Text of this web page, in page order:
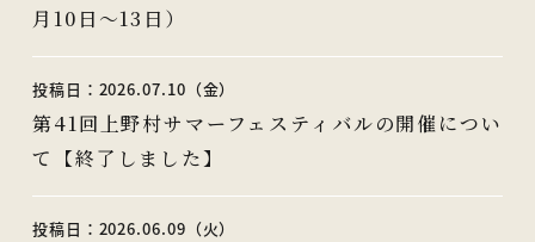
月10日～13日）
投稿日：2026.07.10（金）
第41回上野村サマーフェスティバルの開催につい
て【終了しました】
投稿日：2026.06.09（火）